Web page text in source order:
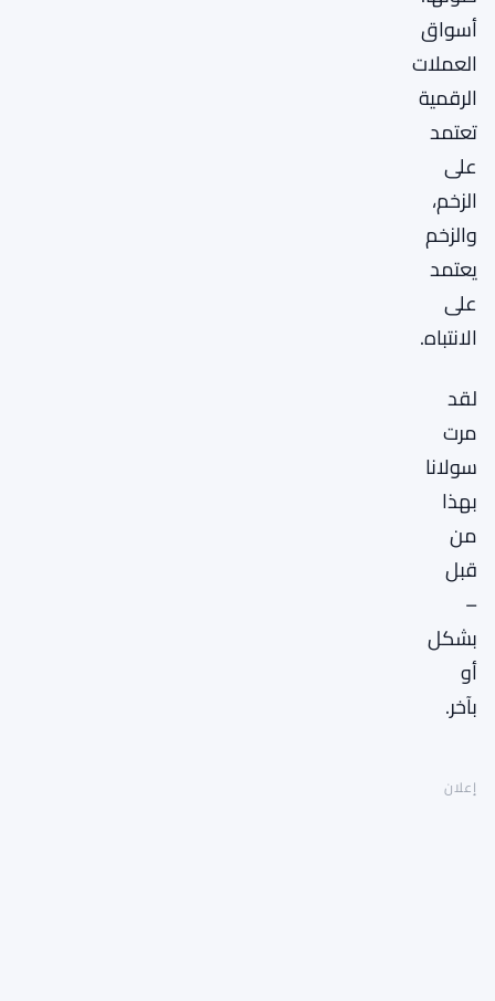
أسواق
العملات
الرقمية
تعتمد
على
الزخم،
والزخم
يعتمد
على
الانتباه.
لقد
مرت
سولانا
بهذا
من
قبل
–
بشكل
أو
بآخر.
إعلان